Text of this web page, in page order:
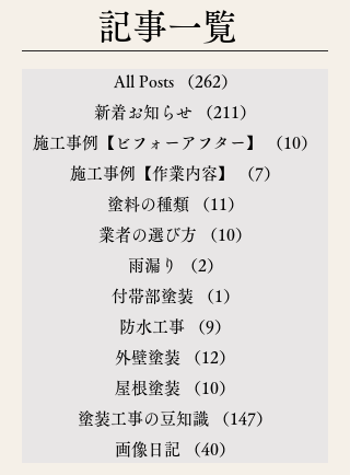
​記事一覧
All Posts （262）
新着お知らせ
（211）
施工事例【ビフォーアフター】
（10）
施工事例【作業内容】
（7）
塗料の種類
（11）
業者の選び方
（10）
雨漏り
（2）
付帯部塗装
（1）
防水工事
（9）
外壁塗装
（12）
屋根塗装
（10）
塗装工事の豆知識
（147）
画像日記
（40）